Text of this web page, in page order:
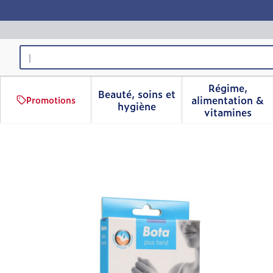
Rechercher
Promotions
Beauté, soins et
hygièneAfficher le sous-menu pour
Régime,
alimentation &
vitamines
Afficher
Bota Serre-poignet-